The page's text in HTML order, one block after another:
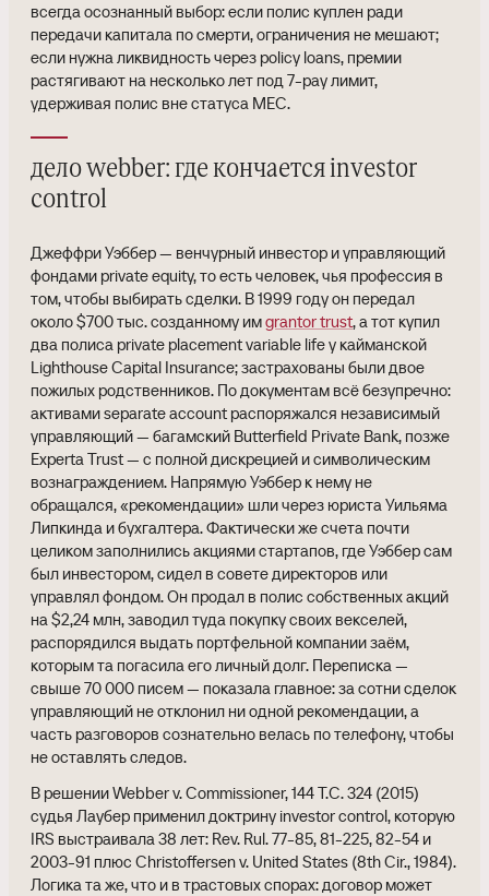
всегда осознанный выбор: если полис куплен ради
передачи капитала по смерти, ограничения не мешают;
если нужна ликвидность через policy loans, премии
растягивают на несколько лет под 7-pay лимит,
удерживая полис вне статуса MEC.
дело webber: где кончается investor
control
Джеффри Уэббер — венчурный инвестор и управляющий
фондами private equity, то есть человек, чья профессия в
том, чтобы выбирать сделки. В 1999 году он передал
около $700 тыс. созданному имgrantor trust, а тот купил
два полиса private placement variable life у кайманской
Lighthouse Capital Insurance; застрахованы были двое
пожилых родственников. По документам всё безупречно:
активами separate account распоряжался независимый
управляющий — багамский Butterfield Private Bank, позже
Experta Trust — с полной дискрецией и символическим
вознаграждением. Напрямую Уэббер к нему не
обращался, «рекомендации» шли через юриста Уильяма
Липкинда и бухгалтера. Фактически же счета почти
целиком заполнились акциями стартапов, где Уэббер сам
был инвестором, сидел в совете директоров или
управлял фондом. Он продал в полис собственных акций
на $2,24 млн, заводил туда покупку своих векселей,
распорядился выдать портфельной компании заём,
которым та погасила его личный долг. Переписка —
свыше 70 000 писем — показала главное: за сотни сделок
управляющий не отклонил ни одной рекомендации, а
часть разговоров сознательно велась по телефону, чтобы
не оставлять следов.
В решении Webber v. Commissioner, 144 T.C. 324 (2015)
судья Лаубер применил доктрину investor control, которую
IRS выстраивала 38 лет: Rev. Rul. 77-85, 81-225, 82-54 и
2003-91 плюс Christoffersen v. United States (8th Cir., 1984).
Логика та же, что и в трастовых спорах: договор может